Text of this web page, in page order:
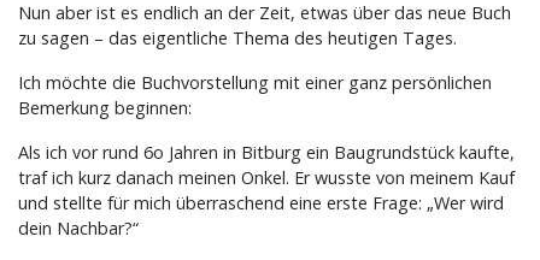
Nun aber ist es endlich an der Zeit, etwas über das neue Buch
zu sagen – das eigentliche Thema des heutigen Tages.
Ich möchte die Buchvorstellung mit einer ganz persönlichen
Bemerkung beginnen:
Als ich vor rund 6o Jahren in Bitburg ein Baugrundstück kaufte,
traf ich kurz danach meinen Onkel. Er wusste von meinem Kauf
und stellte für mich überraschend eine erste Frage: „Wer wird
dein Nachbar?“